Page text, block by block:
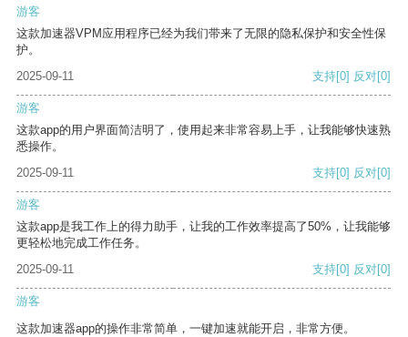
游客
这款加速器VPM应用程序已经为我们带来了无限的隐私保护和安全性保
护。
2025-09-11
支持[0] 反对[0]
游客
这款app的用户界面简洁明了，使用起来非常容易上手，让我能够快速熟
悉操作。
2025-09-11
支持[0] 反对[0]
游客
这款app是我工作上的得力助手，让我的工作效率提高了50%，让我能够
更轻松地完成工作任务。
2025-09-11
支持[0] 反对[0]
游客
这款加速器app的操作非常简单，一键加速就能开启，非常方便。